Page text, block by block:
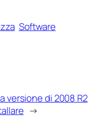
Software
versione di 2008 R2
→